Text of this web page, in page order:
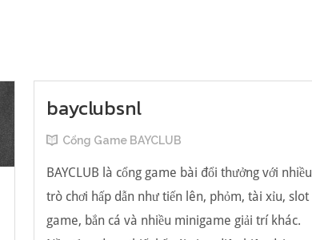
bayclubsnl
Cổng Game BAYCLUB
BAYCLUB là cổng game bài đổi thưởng với nhiều
trò chơi hấp dẫn như tiến lên, phỏm, tài xỉu, slot
game, bắn cá và nhiều minigame giải trí khác.